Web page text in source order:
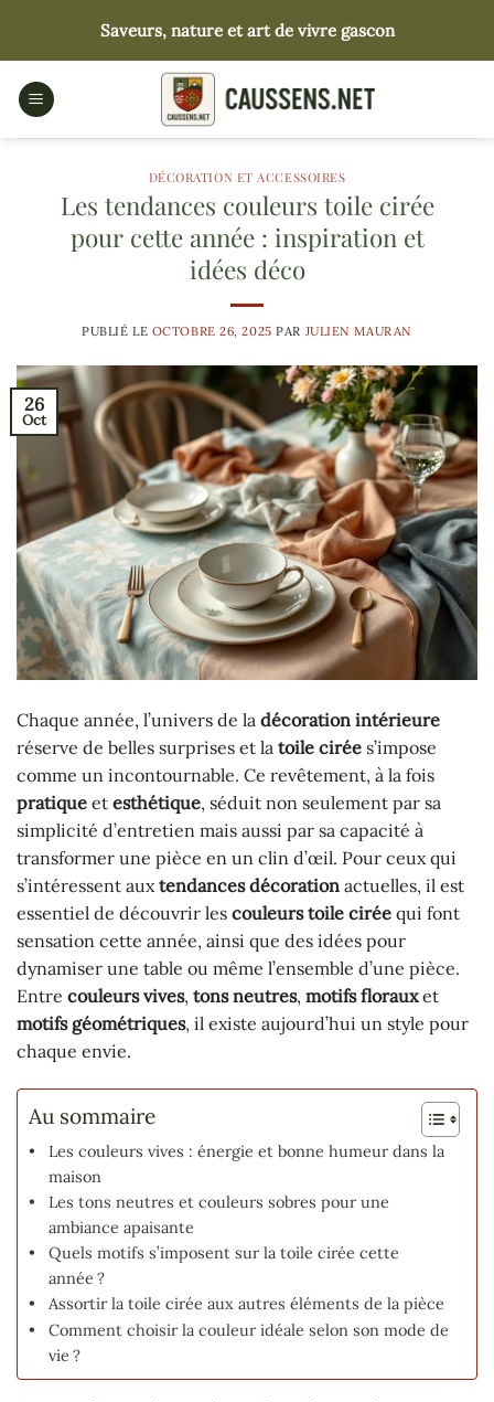
contenu
Saveurs, nature et art de vivre gascon
DÉCORATION ET ACCESSOIRES
Les tendances couleurs toile cirée
pour cette année : inspiration et
idées déco
PUBLIÉ LE OCTOBRE 26, 2025 PAR JULIEN MAURAN
26
Oct
Chaque année, l’univers de la décoration intérieure
réserve de belles surprises et la toile cirée s’impose
comme un incontournable. Ce revêtement, à la fois
pratique et esthétique, séduit non seulement par sa
simplicité d’entretien mais aussi par sa capacité à
transformer une pièce en un clin d’œil. Pour ceux qui
s’intéressent auxtendances décoration actuelles, il est
essentiel de découvrir les couleurs toile cirée qui font
sensation cette année, ainsi que des idées pour
dynamiser une table ou même l’ensemble d’une pièce.
Entre couleurs vives, tons neutres, motifs florauxet
motifs géométriques, il existe aujourd’hui un style pour
chaque envie.
Au sommaire
Les couleurs vives : énergie et bonne humeur dans la
maison
Les tons neutres et couleurs sobres pour une
ambiance apaisante
Quels motifs s’imposent sur la toile cirée cette
année ?
Assortir la toile cirée aux autres éléments de la pièce
Comment choisir la couleur idéale selon son mode de
vie ?